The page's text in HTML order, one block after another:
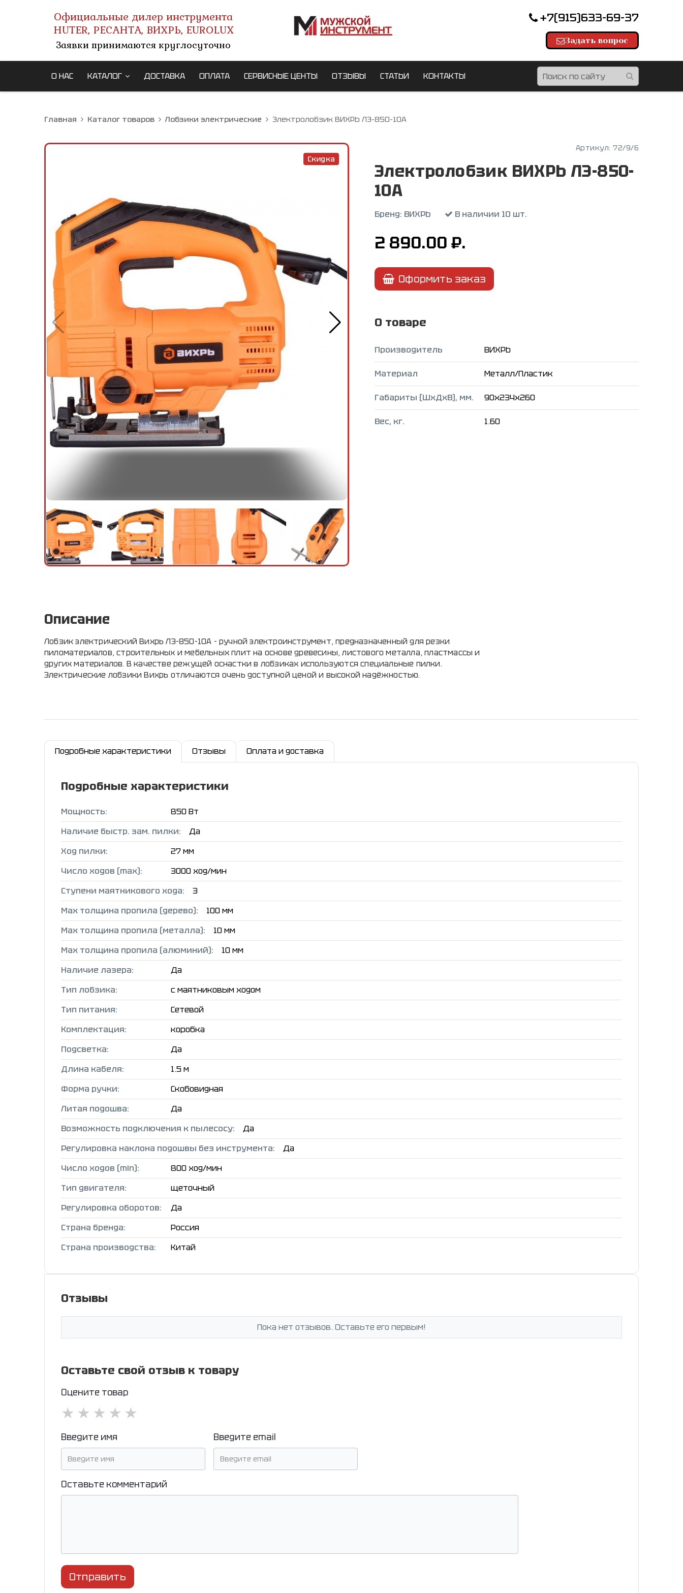
Официальные дилер инструмента
HUTER, РЕСАНТА, ВИХРЬ, EUROLUX
Заявки принимаются круглосуточно
+7(915)633-69-37
Задать вопрос
О НАС КАТАЛОГ ДОСТАВКА ОПЛАТА СЕРВИСНЫЕ ЦЕНТЫ ОТЗЫВЫ СТАТЬИ КОНТАКТЫ
Главная Каталог товаров Лобзики электрические Электролобзик ВИХРЬ ЛЭ-850-10А
Скидка
Артикул: 72/9/6
Электролобзик ВИХРЬ ЛЭ-850-
10А
Бренд: ВИХРЬ В наличии 10 шт.
2 890.00 ₽.
Оформить заказ
О товаре
Производитель ВИХРЬ
Материал Металл/Пластик
Габариты (ШxДxВ), мм. 90x234x260
Вес, кг. 1.60
Описание
Лобзик электрический Вихрь ЛЭ-850-10А - ручной электроинструмент, предназначенный для резки
пиломатериалов, строительных и мебельных плит на основе древесины, листового металла, пластмассы и
других материалов. В качестве режущей оснастки в лобзиках используются специальные пилки.
Электрические лобзики Вихрь отличаются очень доступной ценой и высокой надёжностью.
Подробные характеристики Отзывы Оплата и доставка
Подробные характеристики
Мощность:
850 Вт
Наличие быстр. зам. пилки:
Да
Ход пилки:
27 мм
Число ходов (max):
3000 ход/мин
Ступени маятникового хода:
3
Мах толщина пропила (дерево):
100 мм
Мах толщина пропила (металла):
10 мм
Мах толщина пропила (алюминий):
10 мм
Наличие лазера:
Да
Тип лобзика:
с маятниковым ходом
Тип питания:
Сетевой
Комплектация:
коробка
Подсветка:
Да
Длина кабеля:
1.5 м
Форма ручки:
Скобовидная
Литая подошва:
Да
Возможность подключения к пылесосу:
Да
Регулировка наклона подошвы без инструмента:
Да
Число ходов (min):
800 ход/мин
Тип двигателя:
щеточный
Регулировка оборотов:
Да
Страна бренда:
Россия
Страна производства:
Китай
Отзывы
Пока нет отзывов. Оставьте его первым!
Оставьте свой отзыв к товару
Оцените товар
★
★
★
★
★
Введите имя Введите email
Оставьте комментарий
Отправить